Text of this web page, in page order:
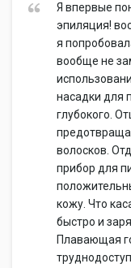
Я впервые
эпиляция!
я
вообще не
насадки для
глубокого.
волосков.
прибор для
кожу. Что
быстро и
Плавающая